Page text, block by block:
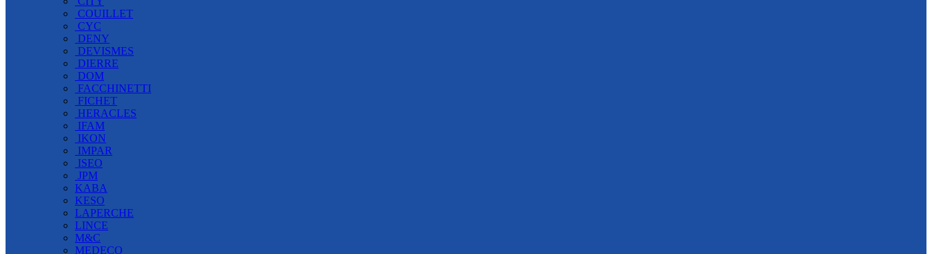
COUILLET
CYC
DENY
DEVISMES
DIERRE
DOM
FACCHINETTI
FICHET
HERACLES
IFAM
IKON
IMPAR
ISEO
JPM
KABA
KESO
LAPERCHE
LINCE
M&C
MEDECO